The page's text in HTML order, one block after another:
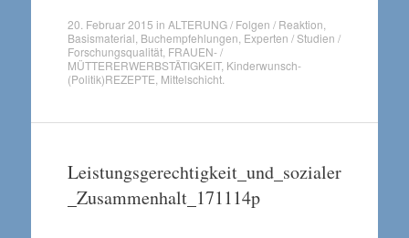
20. Februar 2015 in ALTERUNG / Folgen / Reaktion
Basismaterial Buchempfehlungen Experten / Studien /
Forschungsqualität, FRAUEN- /
MÜTTERERWERBSTÄTIGKEIT, Kinderwunsch-
(Politik)REZEPTE Mittelschicht.
Leistungsgerechtigkeit_und_sozialer
_Zusammenhalt_171114p